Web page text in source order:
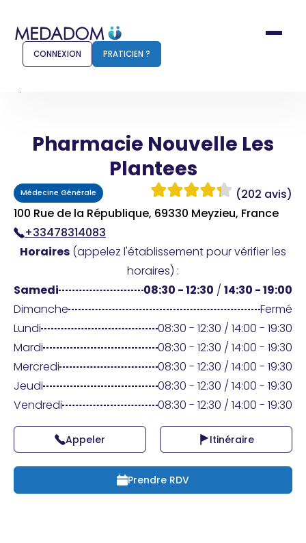
Comment ça marche ?
Pour les patients
Pharmacien
Connexion
Praticien ?
CONNEXION PRATICIEN ?
Pharmacie Nouvelle Les
Plantees
Médecine Générale
(202 avis)
100 Rue de la République, 69330 Meyzieu, France
+33478314083
Horaires (appelez l'établissement pour vérifier les
horaires) :
Samedi
08:30 - 12:30 / 14:30 - 19:00
Dimanche
Fermé
Lundi
08:30 - 12:30 / 14:00 - 19:30
Mardi
08:30 - 12:30 / 14:00 - 19:30
Mercredi
08:30 - 12:30 / 14:00 - 19:30
Jeudi
08:30 - 12:30 / 14:00 - 19:30
Vendredi
08:30 - 12:30 / 14:00 - 19:30
Appeler Itinéraire
Prendre RDV